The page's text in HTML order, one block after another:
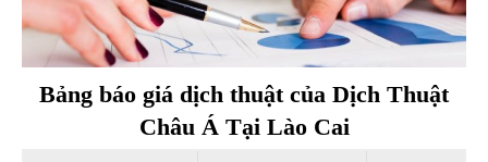
Bảng báo giá dịch thuật của Dịch Thuật
Châu Á Tại Lào Cai